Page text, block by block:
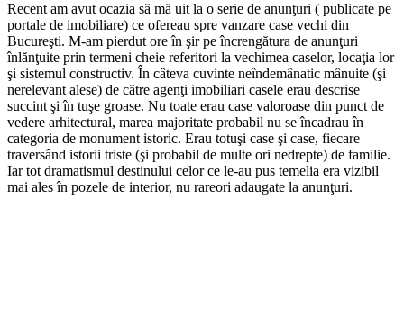
Recent am avut ocazia să mă uit la o serie de anunţuri ( publicate pe
portale de imobiliare) ce ofereau spre vanzare case vechi din
Bucureşti. M-am pierdut ore în şir pe încrengătura de anunţuri
înlănţuite prin termeni cheie referitori la vechimea caselor, locaţia lor
şi sistemul constructiv. În câteva cuvinte neîndemânatic mânuite (şi
nerelevant alese) de către agenţi imobiliari casele erau descrise
succint şi în tuşe groase. Nu toate erau case valoroase din punct de
vedere arhitectural, marea majoritate probabil nu se încadrau în
categoria de monument istoric. Erau totuşi case şi case, fiecare
traversând istorii triste (şi probabil de multe ori nedrepte) de familie.
Iar tot dramatismul destinului celor ce le-au pus temelia era vizibil
mai ales în pozele de interior, nu rareori adaugate la anunţuri.